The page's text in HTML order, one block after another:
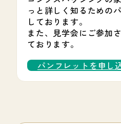
っと詳しく知るための
しております。
また、見学会にご参加
ております。
パンフレットを申し